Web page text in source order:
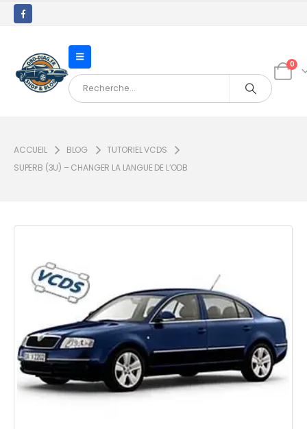
0
ACCUEIL BLOG
TUTORIEL VCDS
SUPERB (3U) – CHANGER LA LANGUE DE L’ODB